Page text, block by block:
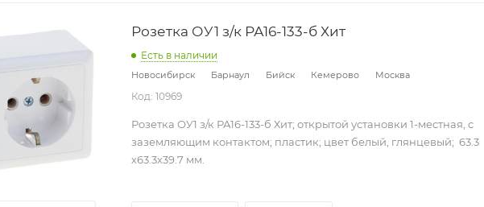
Розетка ОУ1 з/к РА16-133-б Хит
Есть в наличии
Новосибирск Барнаул Бийск Кемерово Москва
Код: 10969
Розетка ОУ1 з/к РА16-133-б Хит; открытой установки 1-местная, c
заземляющим контактом; пластик; цвет белый, глянцевый; 63.3
х63.3х39.7 мм.